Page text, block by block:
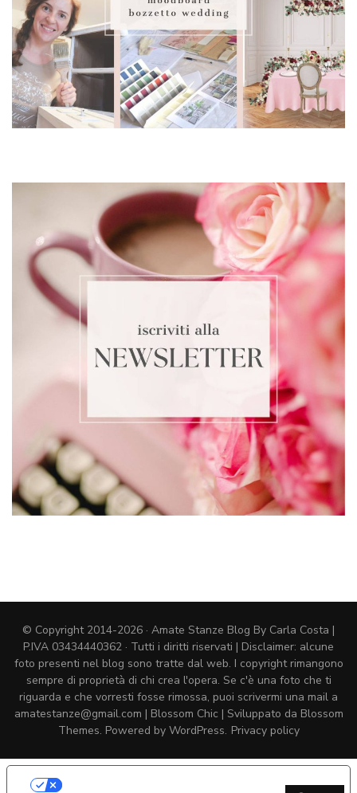
© Copyright 2014-2026 · Amate Stanze Blog By Carla Costa |
P.IVA 03434440362 · Tutti i diritti riservati | Disclaimer: alcune
foto presenti nel blog sono tratte dal web. I copyright rimangono
sempre di proprietà di chi crea l'opera. Se c'è una foto che ti
riguarda e che vorresti fosse rimossa, puoi scrivermi una mail a
amatestanze@gmail.com | Blossom Chic | Sviluppato da Blossom
Themes. Powered by WordPress. Privacy policy